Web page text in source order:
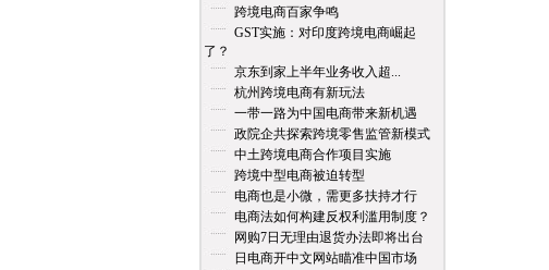
跨境电商百家争鸣
GST实施：对印度跨境电商崛起
了？
京东到家上半年业务收入超...
杭州跨境电商有新玩法
一带一路为中国电商带来新机遇
政院企共探索跨境零售监管新模式
中土跨境电商合作项目实施
跨境中型电商被迫转型
电商也是小微，需更多扶持才行
电商法如何构建反权利滥用制度？
网购7日无理由退货办法即将出台
日电商开中文网站瞄准中国市场